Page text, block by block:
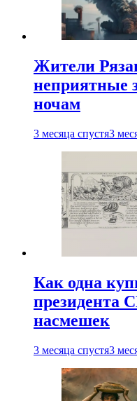
Жители
неприятные
ночам
3 месяца спустя3
Как одна
президента
насмешек
3 месяца спустя3